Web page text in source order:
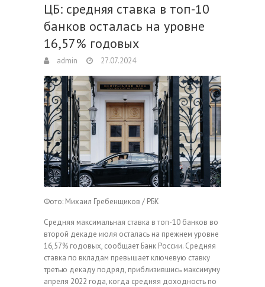
ЦБ: средняя ставка в топ-10
банков осталась на уровне
16,57% годовых
admin 27.07.2024
Фото: Михаил Гребенщиков / РБК
Средняя максимальная ставка в топ-10 банков во
второй декаде июля осталась на прежнем уровне
16,57% годовых, сообщает Банк России. Средняя
ставка по вкладам превышает ключевую ставку
третью декаду подряд, приблизившись максимуму
апреля 2022 года, когда средняя доходность по